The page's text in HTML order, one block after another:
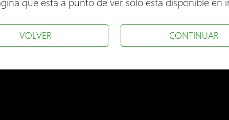
que está a punto de ver solo está disponible en
CONTINUAR
VOLVER